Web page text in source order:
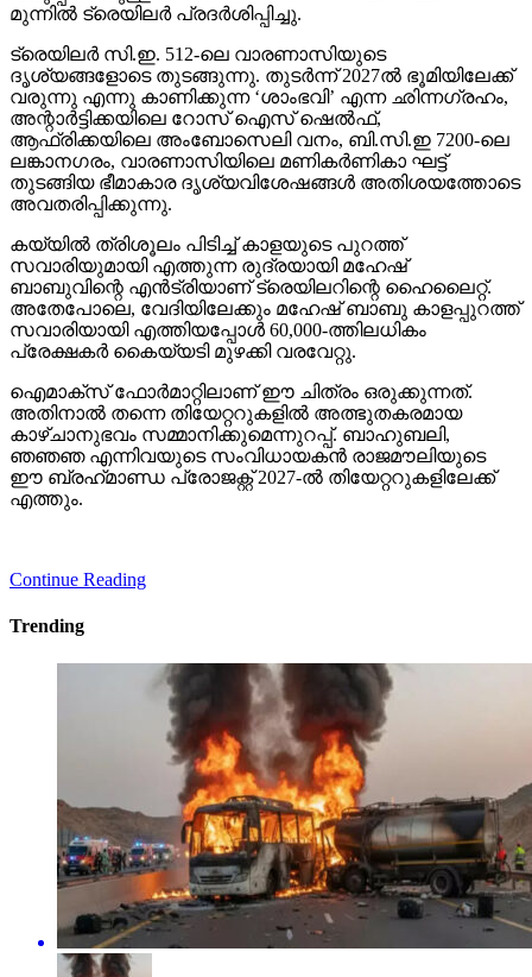
ട്രെയിലര്‍ സി.ഇ. 512-ലെ വാരണാസിയുടെ
ദൃശ്യങ്ങളോടെ തുടങ്ങുന്നു. തുടര്‍ന്ന് 2027ല്‍ ഭൂമിയിലേക്ക്
വരുന്നു എന്നു കാണിക്കുന്ന ‘ശാംഭവി’ എന്ന ഛിന്നഗ്രഹം,
അന്റാര്‍ട്ടിക്കയിലെ റോസ് ഐസ് ഷെല്‍ഫ്,
ആഫ്രിക്കയിലെ അംബോസെലി വനം, ബി.സി.ഇ 7200-ലെ
ലങ്കാനഗരം, വാരണാസിയിലെ മണികര്‍ണികാ ഘട്ട്
തുടങ്ങിയ ഭീമാകാര ദൃശ്യവിശേഷങ്ങള്‍ അതിശയത്തോടെ
അവതരിപ്പിക്കുന്നു.
കയ്യില്‍ ത്രിശൂലം പിടിച്ച് കാളയുടെ പുറത്ത്
സവാരിയുമായി എത്തുന്ന രുദ്രയായി മഹേഷ്
ബാബുവിന്റെ എന്‍ട്രിയാണ് ട്രെയിലറിന്റെ ഹൈലൈറ്റ്.
അതേപോലെ, വേദിയിലേക്കും മഹേഷ് ബാബു കാളപ്പുറത്ത്
സവാരിയായി എത്തിയപ്പോള്‍ 60,000-ത്തിലധികം
പ്രേക്ഷകര്‍ കൈയ്യടി മുഴക്കി വരവേറ്റു.
ഐമാക്‌സ് ഫോര്‍മാറ്റിലാണ് ഈ ചിത്രം ഒരുക്കുന്നത്.
അതിനാല്‍ തന്നെ തിയേറ്ററുകളില്‍ അത്ഭുതകരമായ
കാഴ്ചാനുഭവം സമ്മാനിക്കുമെന്നുറപ്പ്. ബാഹുബലി,
ഞഞഞ എന്നിവയുടെ സംവിധായകന്‍ രാജമൗലിയുടെ
ഈ ബ്രഹ്‌മാണ്ഡ പ്രോജക്റ്റ് 2027-ല്‍ തിയേറ്ററുകളിലേക്ക്
എത്തും.
Trending